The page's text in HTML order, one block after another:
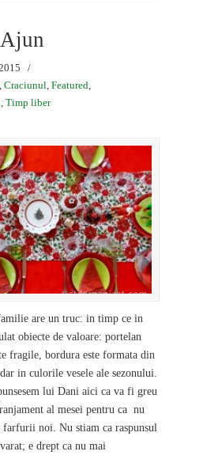
/
Craciunul Featured
Timp liber
are un truc: in timp ce in
obiecte de valoare: portelan
fragile, bordura este formata din
in culorile vesele ale sezonului.
lui Dani aici ca va fi greu
al mesei pentru ca nu
farfurii noi. Nu stiam ca raspunsul
e drept ca nu mai